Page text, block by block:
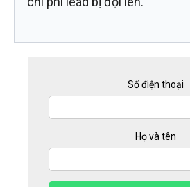
Số điện thoại
Họ và tên